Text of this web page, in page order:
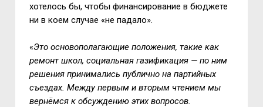
хотелось бы, чтобы финансирование в бюджете
ни в коем случае «не падало».
«Это основополагающие положения, такие как
ремонт школ, социальная газификация — по ним
решения принимались публично на партийных
съездах. Между первым и вторым чтением мы
вернёмся к обсуждению этих вопросов.